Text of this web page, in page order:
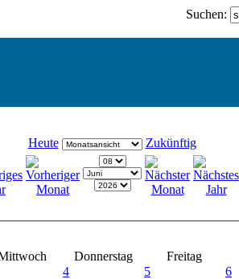
Suchen:
Heute Zukünftig
Donnerstag Freitag
4 5 6